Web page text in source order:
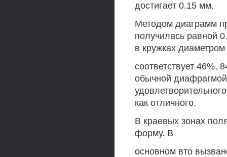
достигает 0.15 мм.
Методом диаграмм
получилась равной
в кружках диаметром
соответствует 46%,
обычной диафрагмой
как отличного.
В краевых зонах
форму. В
основном вто